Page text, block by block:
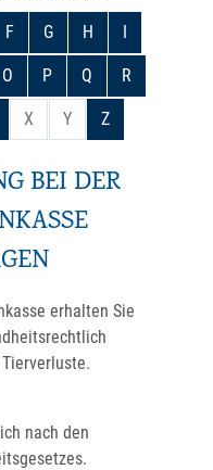
F G H I
O P Q R
X Y Z
BEI DER
erhalten Sie
nach den